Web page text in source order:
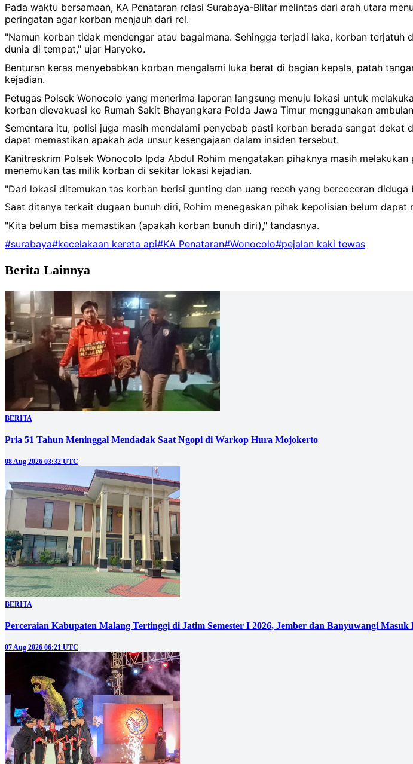
Pada waktu bersamaan, KA Penataran relasi Surabaya-Blitar melintas dari arah utara
peringatan agar korban menjauh dari rel.
"Namun korban tidak mendengar atau bagaimana. Sehingga terjadi laka, korban
dunia di tempat," ujar Haryoko.
Benturan keras menyebabkan korban mengalami luka berat di bagian kepala, patah
kejadian.
Petugas Polsek Wonocolo yang menerima laporan langsung menuju lokasi untuk
korban dievakuasi ke Rumah Sakit Bhayangkara Polda Jawa Timur menggunakan
Sementara itu, polisi juga masih mendalami penyebab pasti korban berada sangat
dapat memastikan apakah ada unsur kesengajaan dalam insiden tersebut.
Kanitreskrim Polsek Wonocolo Ipda Abdul Rohim mengatakan pihaknya masih
menemukan tas milik korban di sekitar lokasi kejadian.
"Dari lokasi ditemukan tas korban berisi gunting dan uang receh yang berceceran diduga
Saat ditanya terkait dugaan bunuh diri, Rohim menegaskan pihak kepolisian belum dapat
"Kita belum bisa memastikan (apakah korban bunuh diri)," tandasnya.
#surabaya#kecelakaan kereta api#KA Penataran#Wonocolo#pejalan kaki tewas
Berita Lainnya
BERITA
Pria 51 Tahun Meninggal Mendadak Saat Ngopi di Warkop Hura Mojokerto
08 Aug 2026 03:32 UTC
BERITA
Perceraian Kabupaten Malang Tertinggi di Jatim Semester I 2026, Jember dan Banyuwangi Masuk
07 Aug 2026 06:21 UTC